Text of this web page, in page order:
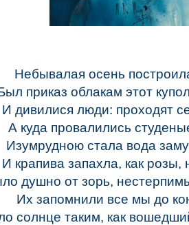
Небывалая осень
приказ облакам этот
И дивилися люди: проходят
А куда провалились
Изумрудною стала вода
И крапива запахла, как розы,
душно от зорь,
Их запомнили все мы до
солнце таким, как